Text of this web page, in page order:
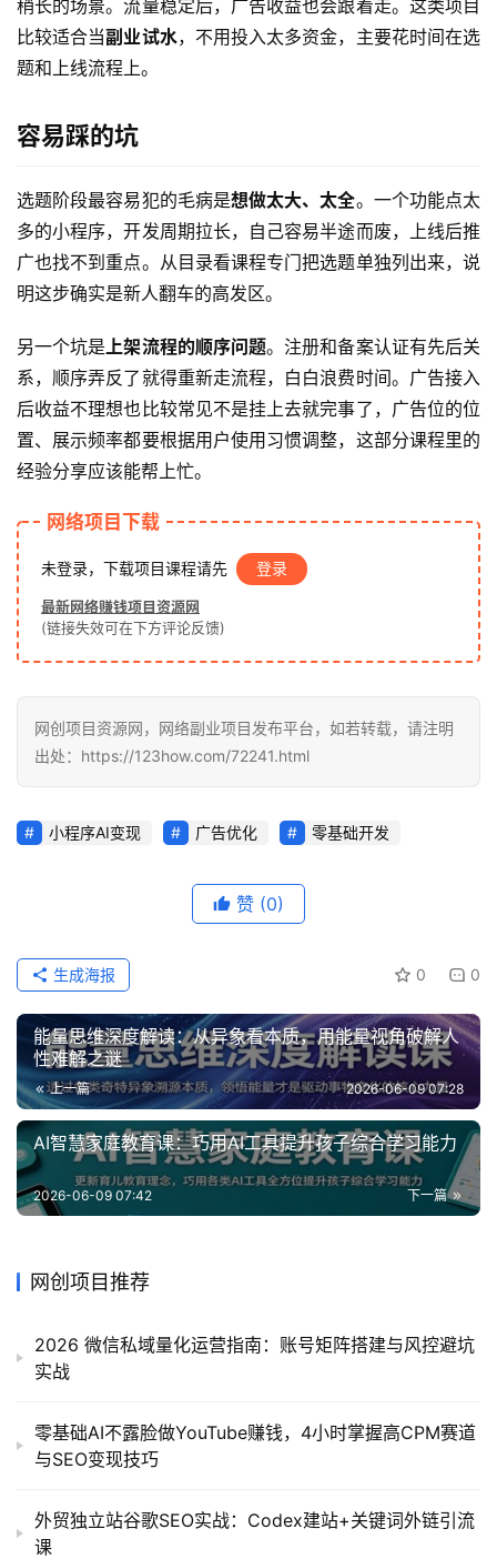
创
快
讯
钱
项
目
创
网
冒
网
创
业
网
稍长的场景。流量稳定后，广告收益也会跟着走。这类项目
比较适合当副业试水，不用投入太多资金，主要花时间在选
题和上线流程上。
容易踩的坑
选题阶段最容易犯的毛病是想做太大、太全。一个功能点太
多的小程序，开发周期拉长，自己容易半途而废，上线后推
广也找不到重点。从目录看课程专门把选题单独列出来，说
明这步确实是新人翻车的高发区。
另一个坑是 上架流程的顺序问题。注册和备案认证有先后关
系，顺序弄反了就得重新走流程，白白浪费时间。广告接入
后收益不理想也比较常见不是挂上去就完事了，广告位的位
置、展示频率都要根据用户使用习惯调整，这部分课程里的
经验分享应该能帮上忙。
网络项目下载
未登录，下载项目课程请先 登录
最新网络赚钱项目资源网
(链接失效可在下方评论反馈)
网创项目资源网，网络副业项目发布平台，如若转载，请注明
出处：https://123how.com/72241.html
小程序AI变现 广告优化 零基础开发
赞 (0)
0 0
生成海报
能量思维深度解读：从异象看本质，用能量视角破解人
性难解之谜
上一篇 2026-06-09 07:28
AI智慧家庭教育课：巧用AI工具提升孩子综合学习能力
下一篇
2026-06-09 07:42
网创项目推荐
2026 微信私域量化运营指南：账号矩阵搭建与风控避坑
实战
零基础AI不露脸做YouTube赚钱，4小时掌握高CPM赛道
与SEO变现技巧
外贸独立站谷歌SEO实战：Codex建站+关键词外链引流
课